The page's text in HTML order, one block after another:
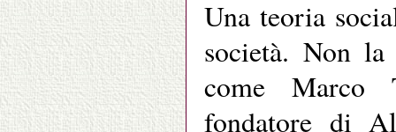
Una teoria
società. Non
come Marco
fondatore di